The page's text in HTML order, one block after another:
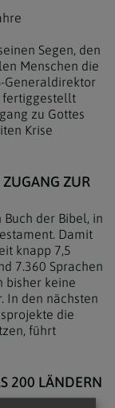
Segen, den
Menschen die
Generaldirektor
fertiggestellt
zu Gottes
Krise
ZUR
der Bibel, in
Damit
knapp 7,5
7.360 Sprachen
bisher keine
In den nächsten
die
führt
200 LÄNDERN